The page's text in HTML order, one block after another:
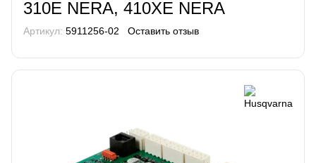
310E NERA, 410XE NERA
Артикул: 5911256-02 Оставить отзыв